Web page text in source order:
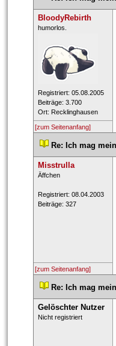
BloodyRebirth
​humorlos.
Registriert: 05.08.2005
Beiträge: 3.700
Ort: Recklinghausen
[zum Seitenanfang]
Re: Ich mag
Misstrulla
​Äffchen
Registriert: 08.04.2003
Beiträge: 327
[zum Seitenanfang]
Re: Ich mag
Gelöschter Nutzer
Nicht registriert